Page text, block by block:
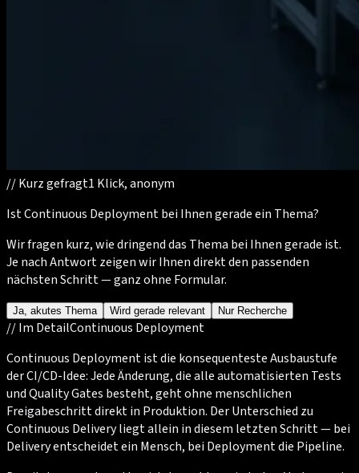
//Kurz gefragt1 Klick, anonym
Ist Continuous Deployment bei Ihnen gerade ein Thema?
Wir fragen kurz, wie dringend das Thema bei Ihnen gerade ist.
Je nach Antwort zeigen wir Ihnen direkt den passenden
nächsten Schritt — ganz ohne Formular.
Ja, akutes Thema Wird gerade relevant Nur Recherche
//Im DetailContinuous Deployment
Continuous Deployment ist die konsequenteste Ausbaustufe
der CI/CD-Idee: Jede Änderung, die alle automatisierten Tests
und Quality Gates besteht, geht ohne menschlichen
Freigabeschritt direkt in Produktion. Der Unterschied zu
Continuous Delivery liegt allein in diesem letzten Schritt — bei
Delivery entscheidet ein Mensch, bei Deployment die Pipeline.